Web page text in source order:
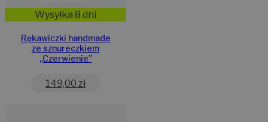
Wysyłka 8 dni
Rękawiczki handmade
ze sznureczkiem
,,Czerwienie”
149,00 zł